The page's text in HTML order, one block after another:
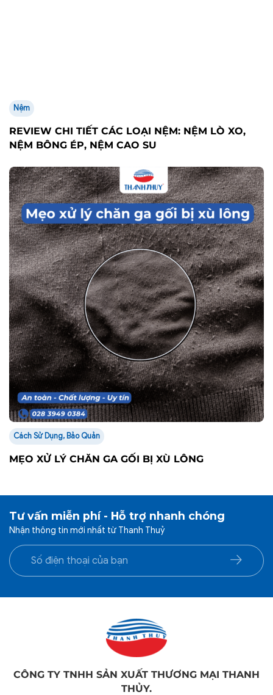
Nệm
REVIEW CHI TIẾT CÁC LOẠI NỆM: NỆM LÒ XO,
NỆM BÔNG ÉP, NỆM CAO SU
Cách Sử Dụng, Bảo Quản
MẸO XỬ LÝ CHĂN GA GỐI BỊ XÙ LÔNG
Tư vấn miễn phí - Hỗ trợ nhanh chóng
Nhận thông tin mới nhất từ Thanh Thuỷ
CÔNG TY TNHH SẢN XUẤT THƯƠNG MẠI THANH
THỦY.